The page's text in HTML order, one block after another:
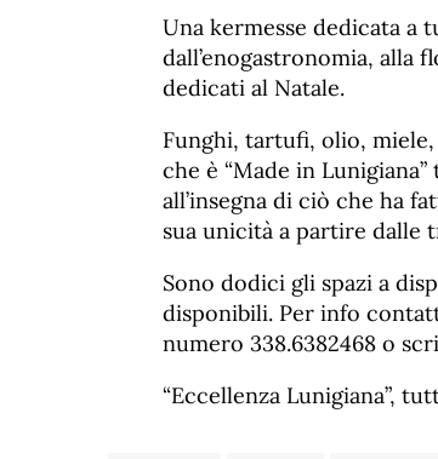
Una kermesse dedicata
dall’enogastronomia, alla
dedicati al Natale.
Funghi, tartufi, olio,
che è “Made in
all’insegna di ciò che ha
sua unicità a partire dalle
Sono dodici gli spazi a
disponibili. Per info
numero 338.6382468 o
“Eccellenza Lunigiana”,